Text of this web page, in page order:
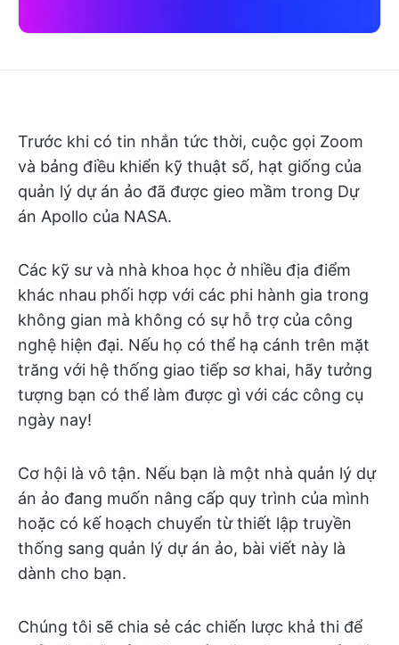
Trước khi có tin nhắn tức thời, cuộc gọi Zoom
và bảng điều khiển kỹ thuật số, hạt giống của
quản lý dự án ảo đã được gieo mầm trong Dự
án Apollo của NASA.
Các kỹ sư và nhà khoa học ở nhiều địa điểm
khác nhau phối hợp với các phi hành gia trong
không gian mà không có sự hỗ trợ của công
nghệ hiện đại. Nếu họ có thể hạ cánh trên mặt
trăng với hệ thống giao tiếp sơ khai, hãy tưởng
tượng bạn có thể làm được gì với các công cụ
ngày nay!
Cơ hội là vô tận. Nếu bạn là một nhà quản lý dự
án ảo đang muốn nâng cấp quy trình của mình
hoặc có kế hoạch chuyển từ thiết lập truyền
thống sang quản lý dự án ảo, bài viết này là
dành cho bạn.
Chúng tôi sẽ chia sẻ các chiến lược khả thi để